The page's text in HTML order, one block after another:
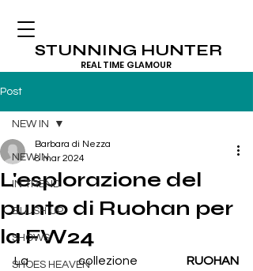
STUNNING HUNTER
REAL TIME GLAMOUR
Post
NEW IN
IN TREND
BLUSH UP
SHOWS
SHOES HEAVEN
NEW IN
L'esplorazione del
punto di Ruohan per
la FW24
Barbara di Nezza
8 mar 2024
La collezione RUOHAN